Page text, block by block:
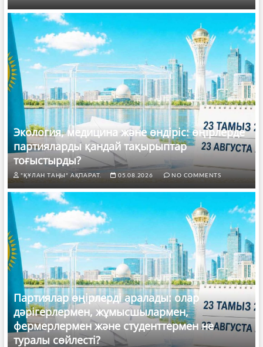
Экология, медицина және өндіріс: өңірлерде
партияларды қандай тақырыптар
тоғыстырды?
"ҚҰЛАН ТАҢЫ" АҚПАРАТ. 05.08.2026 NO COMMENTS
Партиялар өңірлерді аралады: олар
дәрігерлермен, жұмысшылармен,
фермерлермен және студенттермен не
туралы сөйлесті?